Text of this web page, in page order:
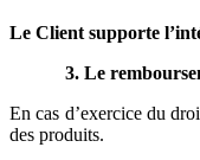
Le Client supporte
3. Le
En cas d’exercice du
des produits.